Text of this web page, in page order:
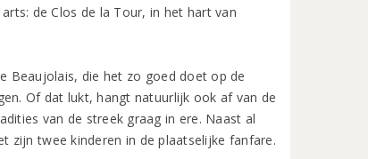
de Clos de la Tour, in het hart van
Beaujolais, die het zo goed doet op de
Of dat lukt, hangt natuurlijk ook af van de
van de streek graag in ere. Naast al
zijn twee kinderen in de plaatselijke fanfare.